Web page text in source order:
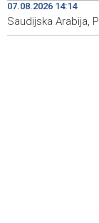
19:00 Najave
07.08.2026 14:14
Saudijska Arabija,